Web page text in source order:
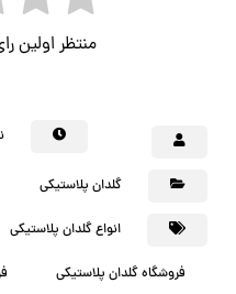
منتظر اولین
گلدان پلاستیکی
انواع گلدان پلاستیکی
فروشگاه گلدان پلاستیکی